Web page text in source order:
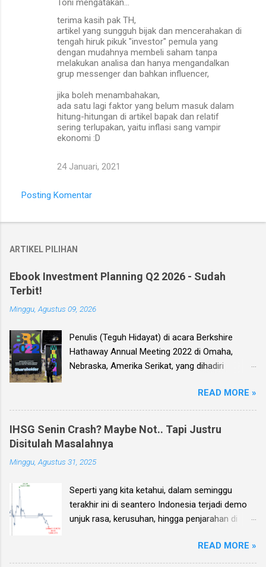
terima kasih pak TH,
artikel yang sungguh bijak dan mencerahakan di
tengah hiruk pikuk "investor" pemula yang
dengan mudahnya membeli saham tanpa
melakukan analisa dan hanya mengandalkan
grup messenger dan bahkan influencer,
jika boleh menambahakan,
ada satu lagi faktor yang belum masuk dalam
hitung-hitungan di artikel bapak dan relatif
sering terlupakan, yaitu inflasi sang vampir
ekonomi :D
24 Januari, 2021
Posting Komentar
ARTIKEL PILIHAN
Ebook Investment Planning Q2 2026 - Sudah
Terbit!
Minggu, Agustus 09, 2026
Penulis (Teguh Hidayat) di acara Berkshire
Hathaway Annual Meeting 2022 di Omaha,
Nebraska, Amerika Serikat, yang dihadiri
Buffett dan mitranya Alm. Charlie Munger. Dear
investor, seperti biasa setiap kuartal alias tiga
bulan sekali, penulis membuat Ebook
Investment Planning (EIP, dengan format PDF)
yang berisi kumpulan analisis fundamental
saham-saham pilihan di Bursa Efek Indonesia
keuangan para emiten untuk periode Q2 2026 .
Ebook ini diharapkan akan menjadi panduan
bagi anda (dan juga bagi penulis sendiri) untuk
pendek, investasi jangka menengah, dan
READ MORE »
IHSG Senin Crash? Maybe Not.. Tapi Justru
Disitulah Masalahnya
Minggu, Agustus 31, 2025
Seperti yang kita ketahui, dalam seminggu
terakhir ini di seantero Indonesia terjadi demo
unjuk rasa, kerusuhan, hingga penjarahan di
karena sampai dengan pagi ini, Minggu 31
Agustus, situasi unjuk rasa tersebut masih
READ MORE »